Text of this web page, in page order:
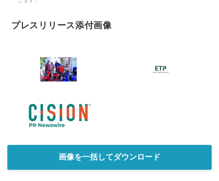
プレスリリース添付画像
画像を一括してダウンロード